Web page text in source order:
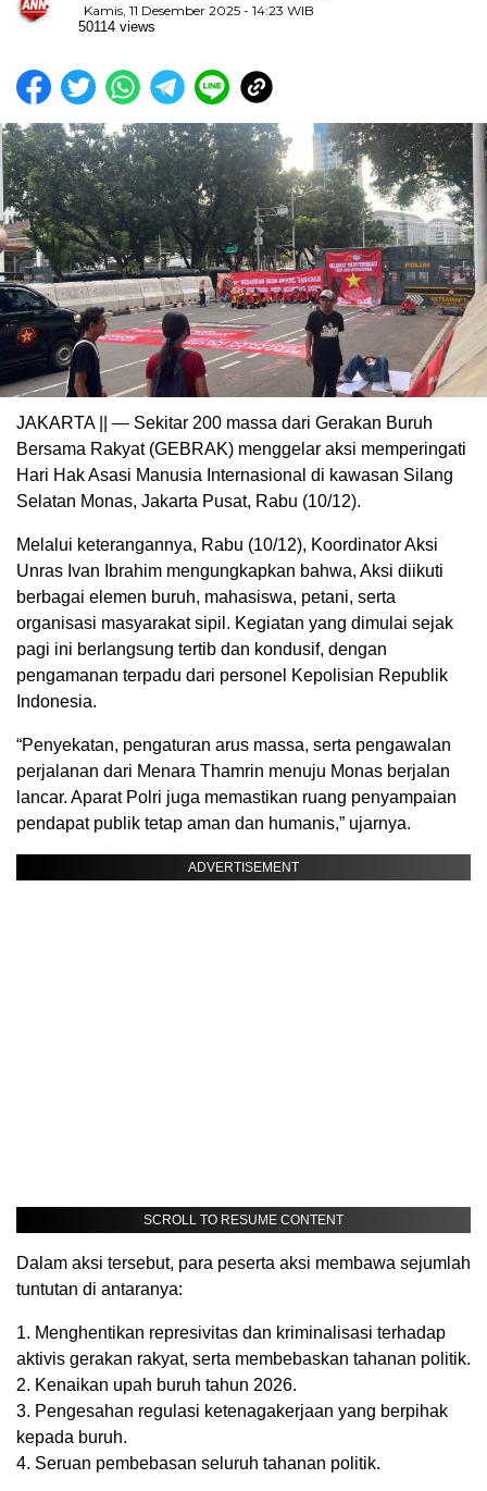
Kamis, 11 Desember 2025 - 14:23 WIB
50114 views
JAKARTA || — Sekitar 200 massa dari Gerakan Buruh
Bersama Rakyat (GEBRAK) menggelar aksi memperingati
Hari Hak Asasi Manusia Internasional di kawasan Silang
Selatan Monas, Jakarta Pusat, Rabu (10/12).
Melalui keterangannya, Rabu (10/12), Koordinator Aksi
Unras Ivan Ibrahim mengungkapkan bahwa, Aksi diikuti
berbagai elemen buruh, mahasiswa, petani, serta
organisasi masyarakat sipil. Kegiatan yang dimulai sejak
pagi ini berlangsung tertib dan kondusif, dengan
pengamanan terpadu dari personel Kepolisian Republik
Indonesia.
“Penyekatan, pengaturan arus massa, serta pengawalan
perjalanan dari Menara Thamrin menuju Monas berjalan
lancar. Aparat Polri juga memastikan ruang penyampaian
pendapat publik tetap aman dan humanis,” ujarnya.
ADVERTISEMENT
SCROLL TO RESUME CONTENT
Dalam aksi tersebut, para peserta aksi membawa sejumlah
tuntutan di antaranya:
1. Menghentikan represivitas dan kriminalisasi terhadap
aktivis gerakan rakyat, serta membebaskan tahanan politik.
2. Kenaikan upah buruh tahun 2026.
3. Pengesahan regulasi ketenagakerjaan yang berpihak
kepada buruh.
4. Seruan pembebasan seluruh tahanan politik.